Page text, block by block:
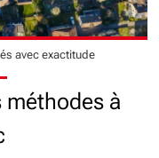
avec exactitude
méthodes à